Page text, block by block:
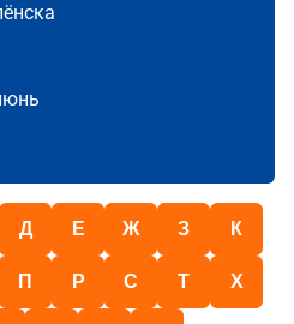
Д Е Ж З К
П Р С Т Х